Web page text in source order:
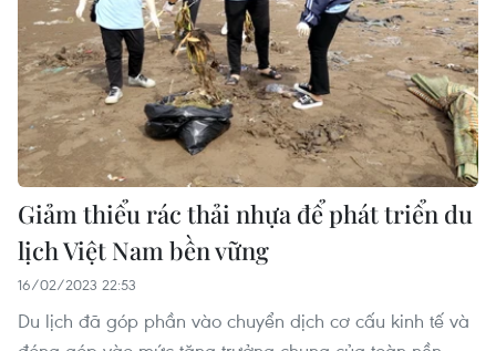
Giảm thiểu rác thải nhựa để phát triển du
lịch Việt Nam bền vững
16/02/2023 22:53
Du lịch đã góp phần vào chuyển dịch cơ cấu kinh tế và
vietnamplus.vn
Đà Nẵng: Hỗ trợ 700 triệu đồng cho đồng
bào nghèo xã Hùng Sơn
Khám phá thêm